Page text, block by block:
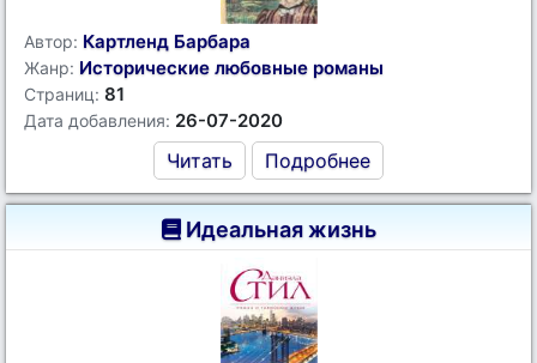
Автор: Картленд Барбара
Жанр: Исторические любовные романы
Страниц: 81
Дата добавления: 26-07-2020
Читать Подробнее
Идеальная жизнь